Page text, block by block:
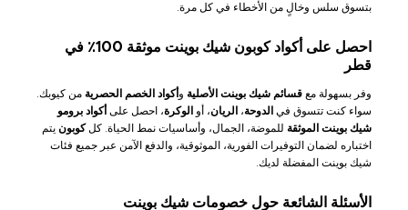
بتسوق سلس وخالٍ من الأخطاء في كل مرة.
احصل على أكواد كوبون شيك بوينت موثقة 100٪ في
قطر
وفر بسهولة مع قسائم شيك بوينت الأصلية و أكواد الخصم الحصرية من كيوبك.
سواء كنت تتسوق في الدوحة، الريان، أو الوكرة، احصل على أكواد برومو
شيك بوينت الموثقة للموضة، الجمال، وأساسيات نمط الحياة. كلكوبون يتم
اختباره لضمان التوفيرات الفورية، الموثوقية، والدفع الآمن عبر جميع فئات
شيك بوينت المفضلة لديك.
الأسئلة الشائعة حول خصومات شيك بوينت